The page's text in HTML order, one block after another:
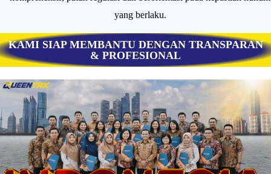
yang berlaku.
KAMI SIAP MEMBANTU DENGAN TRANSPARAN
& PROFESIONAL